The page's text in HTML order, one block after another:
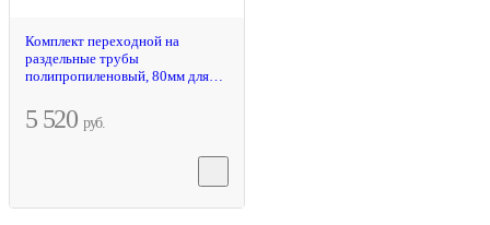
Комплект переходной на
раздельные трубы
полипропиленовый, 80мм для
5 520 руб.